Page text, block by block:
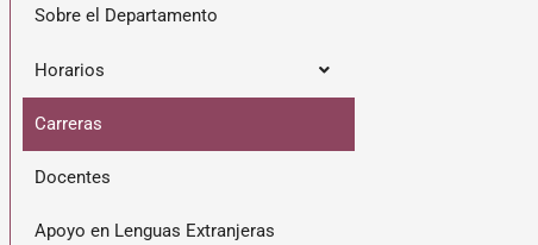
Sobre el Departamento
Horarios
Carreras
Docentes
Apoyo en Lenguas Extranjeras